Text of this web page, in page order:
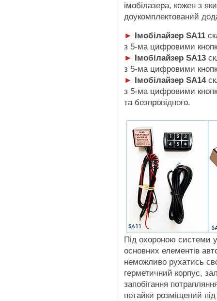
імобілазера, кожен з
доукомплектований
► Імобілайзер SA11
з 5-ма цифровими
► Імобілайзер SA13
з 5-ма цифровими
► Імобілайзер SA14
з 5-ма цифровими
та безпровідного.
Під охороною системи
основних елементів
неможливо рухатись
герметичний корпус,
запобігання
потайки розміщений